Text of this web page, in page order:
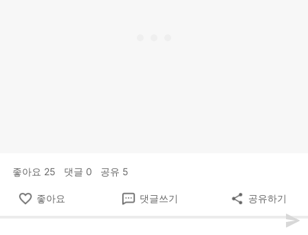
좋아요 25 댓글 0 공유 5
좋아요 댓글쓰기 공유하기